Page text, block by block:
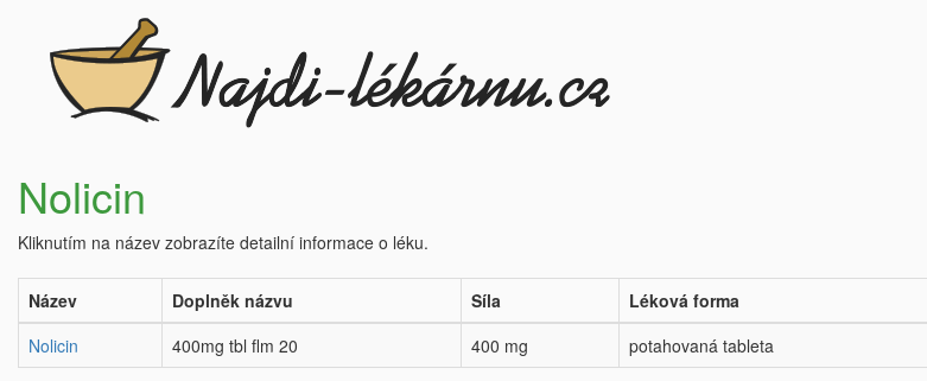
Nolicin
Kliknutím na název zobrazíte detailní informace o léku.
Název Doplněk názvu Síla Léková forma
Nolicin
400mg tbl flm 20 400 mg potahovaná tableta